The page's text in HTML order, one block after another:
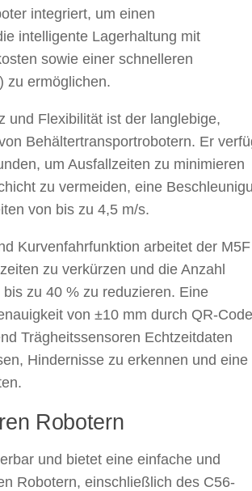
integriert, um einen
intelligente Lagerhaltung mit
sowie einer schnelleren
zu ermöglichen.
und Flexibilität ist der langlebige,
Behältertransportrobotern. Er
um Ausfallzeiten zu minimieren
zu vermeiden, eine
von bis zu 4,5 m/s.
Kurvenfahrfunktion arbeitet der M5F
zu verkürzen und die Anzahl
zu 40 % zu reduzieren. Eine
von ±10 mm durch QR-
Trägheitssensoren Echtzeitdaten
Hindernisse zu erkennen und eine
Robotern
und bietet eine einfache und
Robotern, einschließlich des C56-